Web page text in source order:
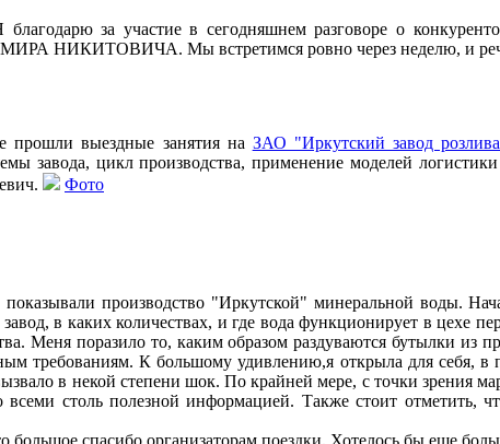
за участие в сегодняшнем разговоре о
НИКИТОВИЧА. Мы встретимся ровно через неделю, и речь
выездные занятия на ЗАО "Иркутский завод
завода, цикл производства, применение моделей
Фото
производство "Иркутской" минеральной воды.
в каких количествах, и где вода функционирует в цехе
Меня поразило то, каким образом раздуваются бутылки из
требованиям. К большому удивлению,я открыла для себя,
в некой степени шок. По крайней мере, с точки зрения
столь полезной информацией. Также стоит отметить,
спасибо организаторам поездки. Хотелось бы еще